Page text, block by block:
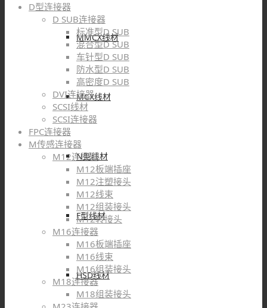
MMCX线材
MCX线材
N型线材
F型线材
HSD线材
D型连接器
D SUB连接器
标准型D SUB
混合型D SUB
车针型D SUB
防水型D SUB
高密度D SUB
DVI连接器
SCSI线材
SCSI连接器
FPC连接器
M传感连接器
M12连接器
M12板端插座
M12注塑接头
M12线束
M12组装接头
M12转接头
M16连接器
M16板端插座
M16线束
M16组装接头
M18连接器
M18组装接头